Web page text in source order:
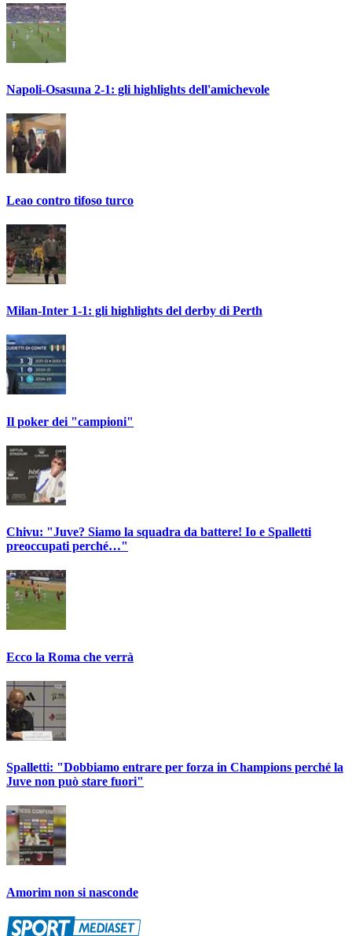
Napoli-Osasuna 2-1: gli highlights dell'amichevole
Leao contro tifoso turco
Milan-Inter 1-1: gli highlights del derby di Perth
Il poker dei "campioni"
Chivu: "Juve? Siamo la squadra da battere! Io e Spalletti
preoccupati perché…"
Ecco la Roma che verrà
Spalletti: "Dobbiamo entrare per forza in Champions perché la
Juve non può stare fuori"
Amorim non si nasconde